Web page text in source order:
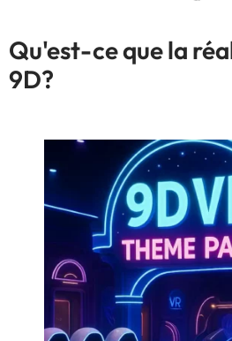
Qu'est-ce que la
9D?